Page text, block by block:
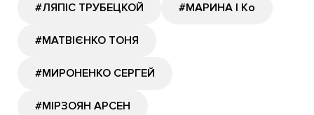
#ЛЯПІС ТРУБЕЦКОЙ #МАРИНА І Ко
#МАТВІЄНКО ТОНЯ
#МИРОНЕНКО СЕРГЕЙ
#МІРЗОЯН АРСЕН